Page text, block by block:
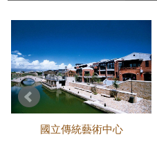
國立傳統藝術中心